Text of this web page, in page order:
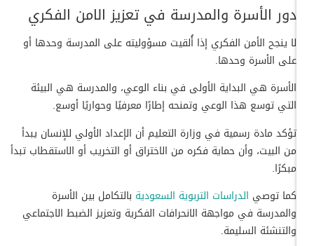
دور الأسرة والمدرسة في تعزيز الامن الفكري
لا ينجح الأمن الفكري إذا أُلقيت مسؤوليته على المدرسة وحدها أو
على الأسرة وحدها.
الأسرة هي البداية الأولى في بناء الوعي، والمدرسة هي البيئة
التي توسع هذا الوعي وتمنحه إطارًا معرفيًا وحواريًا أوسع.
تؤكد مادة رسمية في وزارة التعليم أن الإعداد الأولي للإنسان يبدأ
من البيت، وأن حماية فكره من الاختراق أو التخريب أو الاستقطاب تبدأ
مبكرًا.
كما توصيالدراسات التربوية السعوديةبالتكامل بين الأسرة
والمدرسة في مواجهة الانحرافات الفكرية وتعزيز الضبط الاجتماعي
والتنشئة السليمة.